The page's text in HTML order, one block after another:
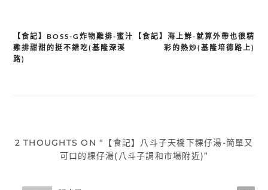
文
章
【食記】BOSS-G炸物雞排-蜜汁
雞排甜甜的挺不錯吃(基隆深溪
路)
【食記】海上鮮-就算外帶也很精
彩的熱炒(基隆培德路上)
2 THOUGHTS ON “【食記】八斗子天橋下粿仔湯-簡單又
可口的粿仔湯(八斗子調和市場附近)”